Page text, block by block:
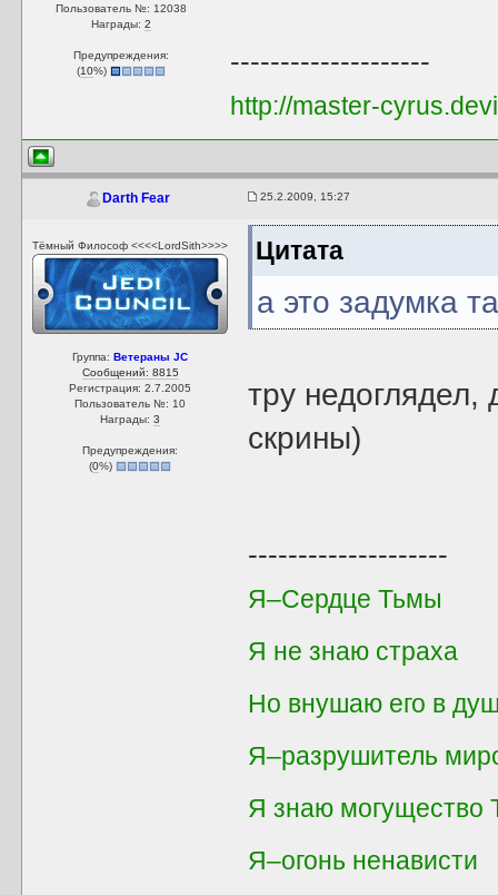
Пользователь №: 12038
Награды:2
Предупреждения:
(10%) --------------------
http://master-
Darth Fear 25.2.2009, 15:27
Тёмный Философ <<<<LordSith>>>>
Группа:Ветераны JC
Сообщений: 8815
Регистрация: 2.7.2005
Пользователь №: 10
Награды:3
Предупреждения:
(0%)
Цитата
а это задумка
тру
скрины)
--------------------
Я–Сердце Тьмы
Я не знаю страха
Но внушаю его в
Я–разрушитель
Я знаю могущество
Я–огонь ненависти